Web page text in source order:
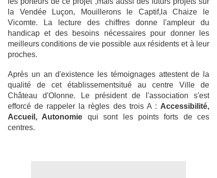
la Vendée Luçon, Mouillerons le Captif,la Chaize le
Vicomte. La lecture des
chiffres donne l'ampleur du
handicap et des besoins nécessaires pour donner les
meilleurs conditions de vie possible aux résidents et à leur
proches.
Après un an d'existence les témoignages attestent de la
qualité de cet établissementsitué au centre Ville de
Château d'Olonne. Le président de
l'association s'est
efforcé de rappeler la règles des trois A : Accessibilité,
Accueil, Autonomie qui
sont les points forts de ces
centres.